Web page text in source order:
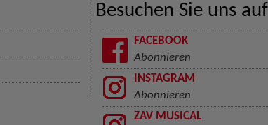
Besuchen Sie uns
FACEBOOK
Abonnieren
INSTAGRAM
Abonnieren
ZAV MUSICAL